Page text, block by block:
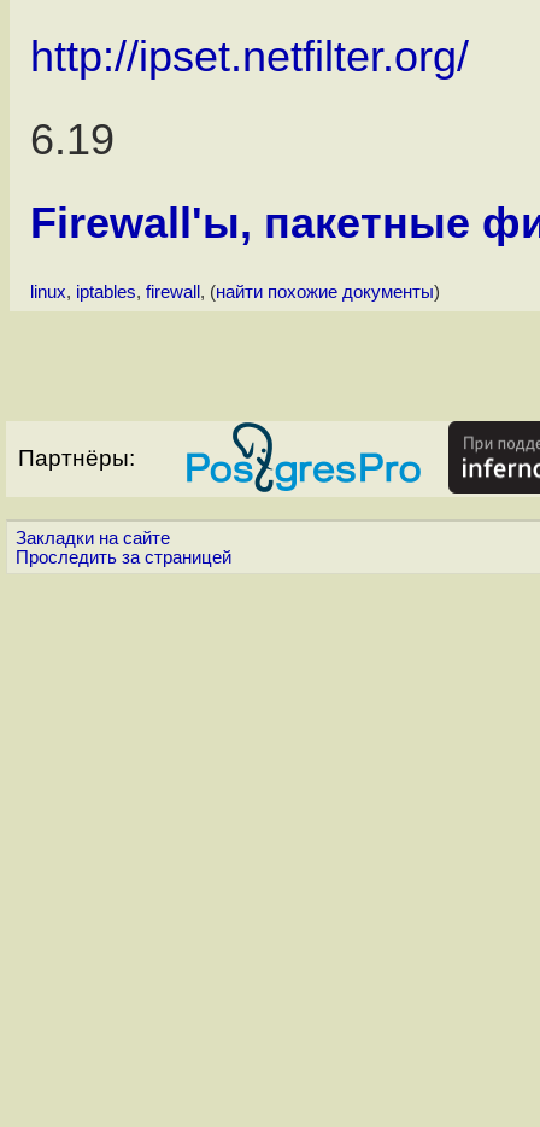
http://ipset.netfilter.org/
6.19
Firewall'ы, пакетные
linux, iptables, firewall , (найти похожие документы)
Партнёры:
Закладки на сайте
Проследить за страницей